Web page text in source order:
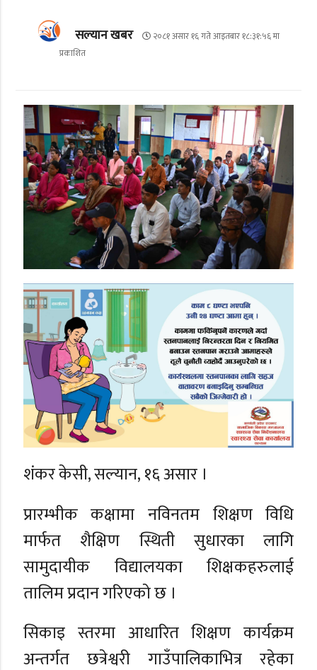
सल्यान खबर
२०८१ असार १६ गते आइतबार १८:३१:५६ मा
प्रकाशित
शंकर केसी, सल्यान, १६ असार ।
प्रारम्भीक कक्षामा नविनतम शिक्षण विधि
मार्फत शैक्षिण स्थिती सुधारका लागि
सामुदायीक विद्यालयका शिक्षकहरुलाई
तालिम प्रदान गरिएको छ ।
सिकाइ स्तरमा आधारित शिक्षण कार्यक्रम
अन्तर्गत छत्रेश्वरी गाउँपालिकाभित्र रहेका